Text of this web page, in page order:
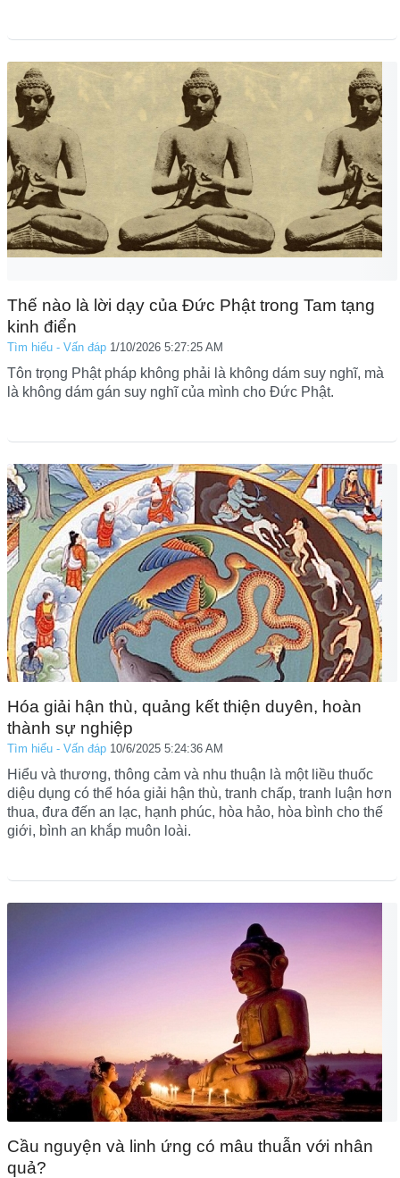
Thế nào là lời dạy của Đức Phật trong Tam tạng
kinh điển
Tìm hiểu - Vấn đáp 1/10/2026 5:27:25 AM
Tôn trọng Phật pháp không phải là không dám suy nghĩ, mà
là không dám gán suy nghĩ của mình cho Đức Phật.
Hóa giải hận thù, quảng kết thiện duyên, hoàn
thành sự nghiệp
Tìm hiểu - Vấn đáp 10/6/2025 5:24:36 AM
Hiểu và thương, thông cảm và nhu thuận là một liều thuốc
diệu dụng có thể hóa giải hận thù, tranh chấp, tranh luận hơn
thua, đưa đến an lạc, hạnh phúc, hòa hảo, hòa bình cho thế
giới, bình an khắp muôn loài.
Cầu nguyện và linh ứng có mâu thuẫn với nhân
quả?